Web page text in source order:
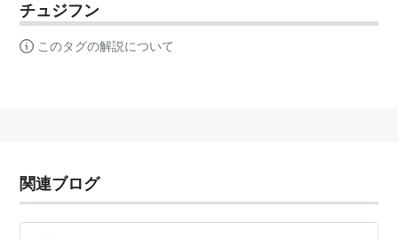
チュジフン
このタグの解説について
関連ブログ